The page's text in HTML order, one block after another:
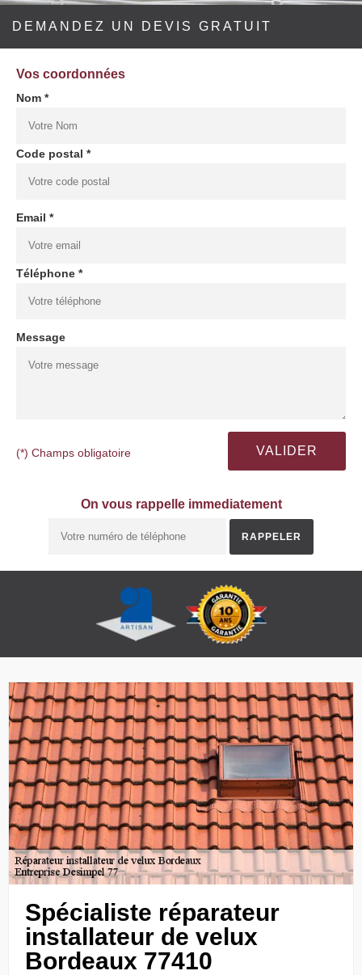
DEMANDEZ UN DEVIS GRATUIT
Vos coordonnées
Nom *
Code postal *
Email *
Téléphone *
Message
(*) Champs obligatoire
On vous rappelle immediatement
Spécialiste réparateur
installateur de velux
Bordeaux 77410